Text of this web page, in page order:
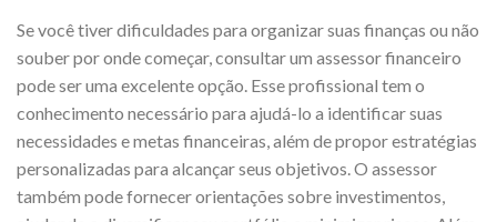
Se você tiver dificuldades para organizar suas finanças ou não
souber por onde começar, consultar um assessor financeiro
pode ser uma excelente opção. Esse profissional tem o
conhecimento necessário para ajudá-lo a identificar suas
necessidades e metas financeiras, além de propor estratégias
personalizadas para alcançar seus objetivos. O assessor
também pode fornecer orientações sobre investimentos,